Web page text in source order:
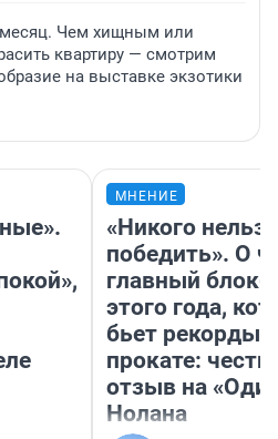
Чем хищным или
квартиру — смотрим
на выставке экзотики
МНЕНИЕ
«Никого нельзя
победить». О
главный
этого года,
бьет рекорды в
прокате:
отзыв на
Нолана